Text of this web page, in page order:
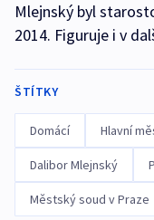
Mlejnský byl
2014. Figuruje i v
ŠTÍTKY
Domácí Hlavní
Dalibor Mlejnský
Městský soud v Praze